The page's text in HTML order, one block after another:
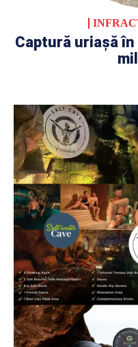
Captură uriașă